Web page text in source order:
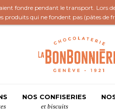
NOS CONFISERIES
et biscuits
fondre pendant le transport. Lors
produits qui ne fondent pas (pâtes de